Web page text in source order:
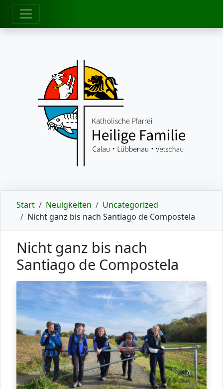
zum Inhalt
Start Neuigkeiten
Uncategorized
Nicht ganz bis nach Santiago de Compostela
Nicht ganz bis nach
Santiago de Compostela